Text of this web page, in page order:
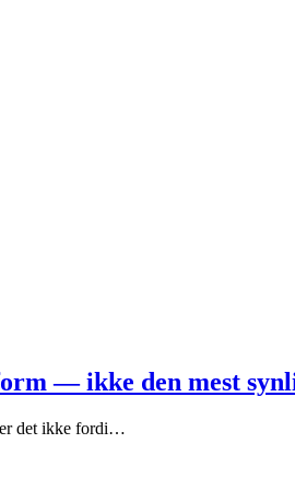
— ikke den mest
er det ikke fordi…